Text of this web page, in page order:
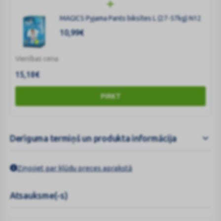
MAGICS Pyjama Pants biksītes L (27-57kg) N12
10,99€
Vienības cena
15,18€
PIRKT
Derīguma termiņš un produkta informācija
Ziņojiet par kļūdu preces aprakstā
Atsauksme(-s)